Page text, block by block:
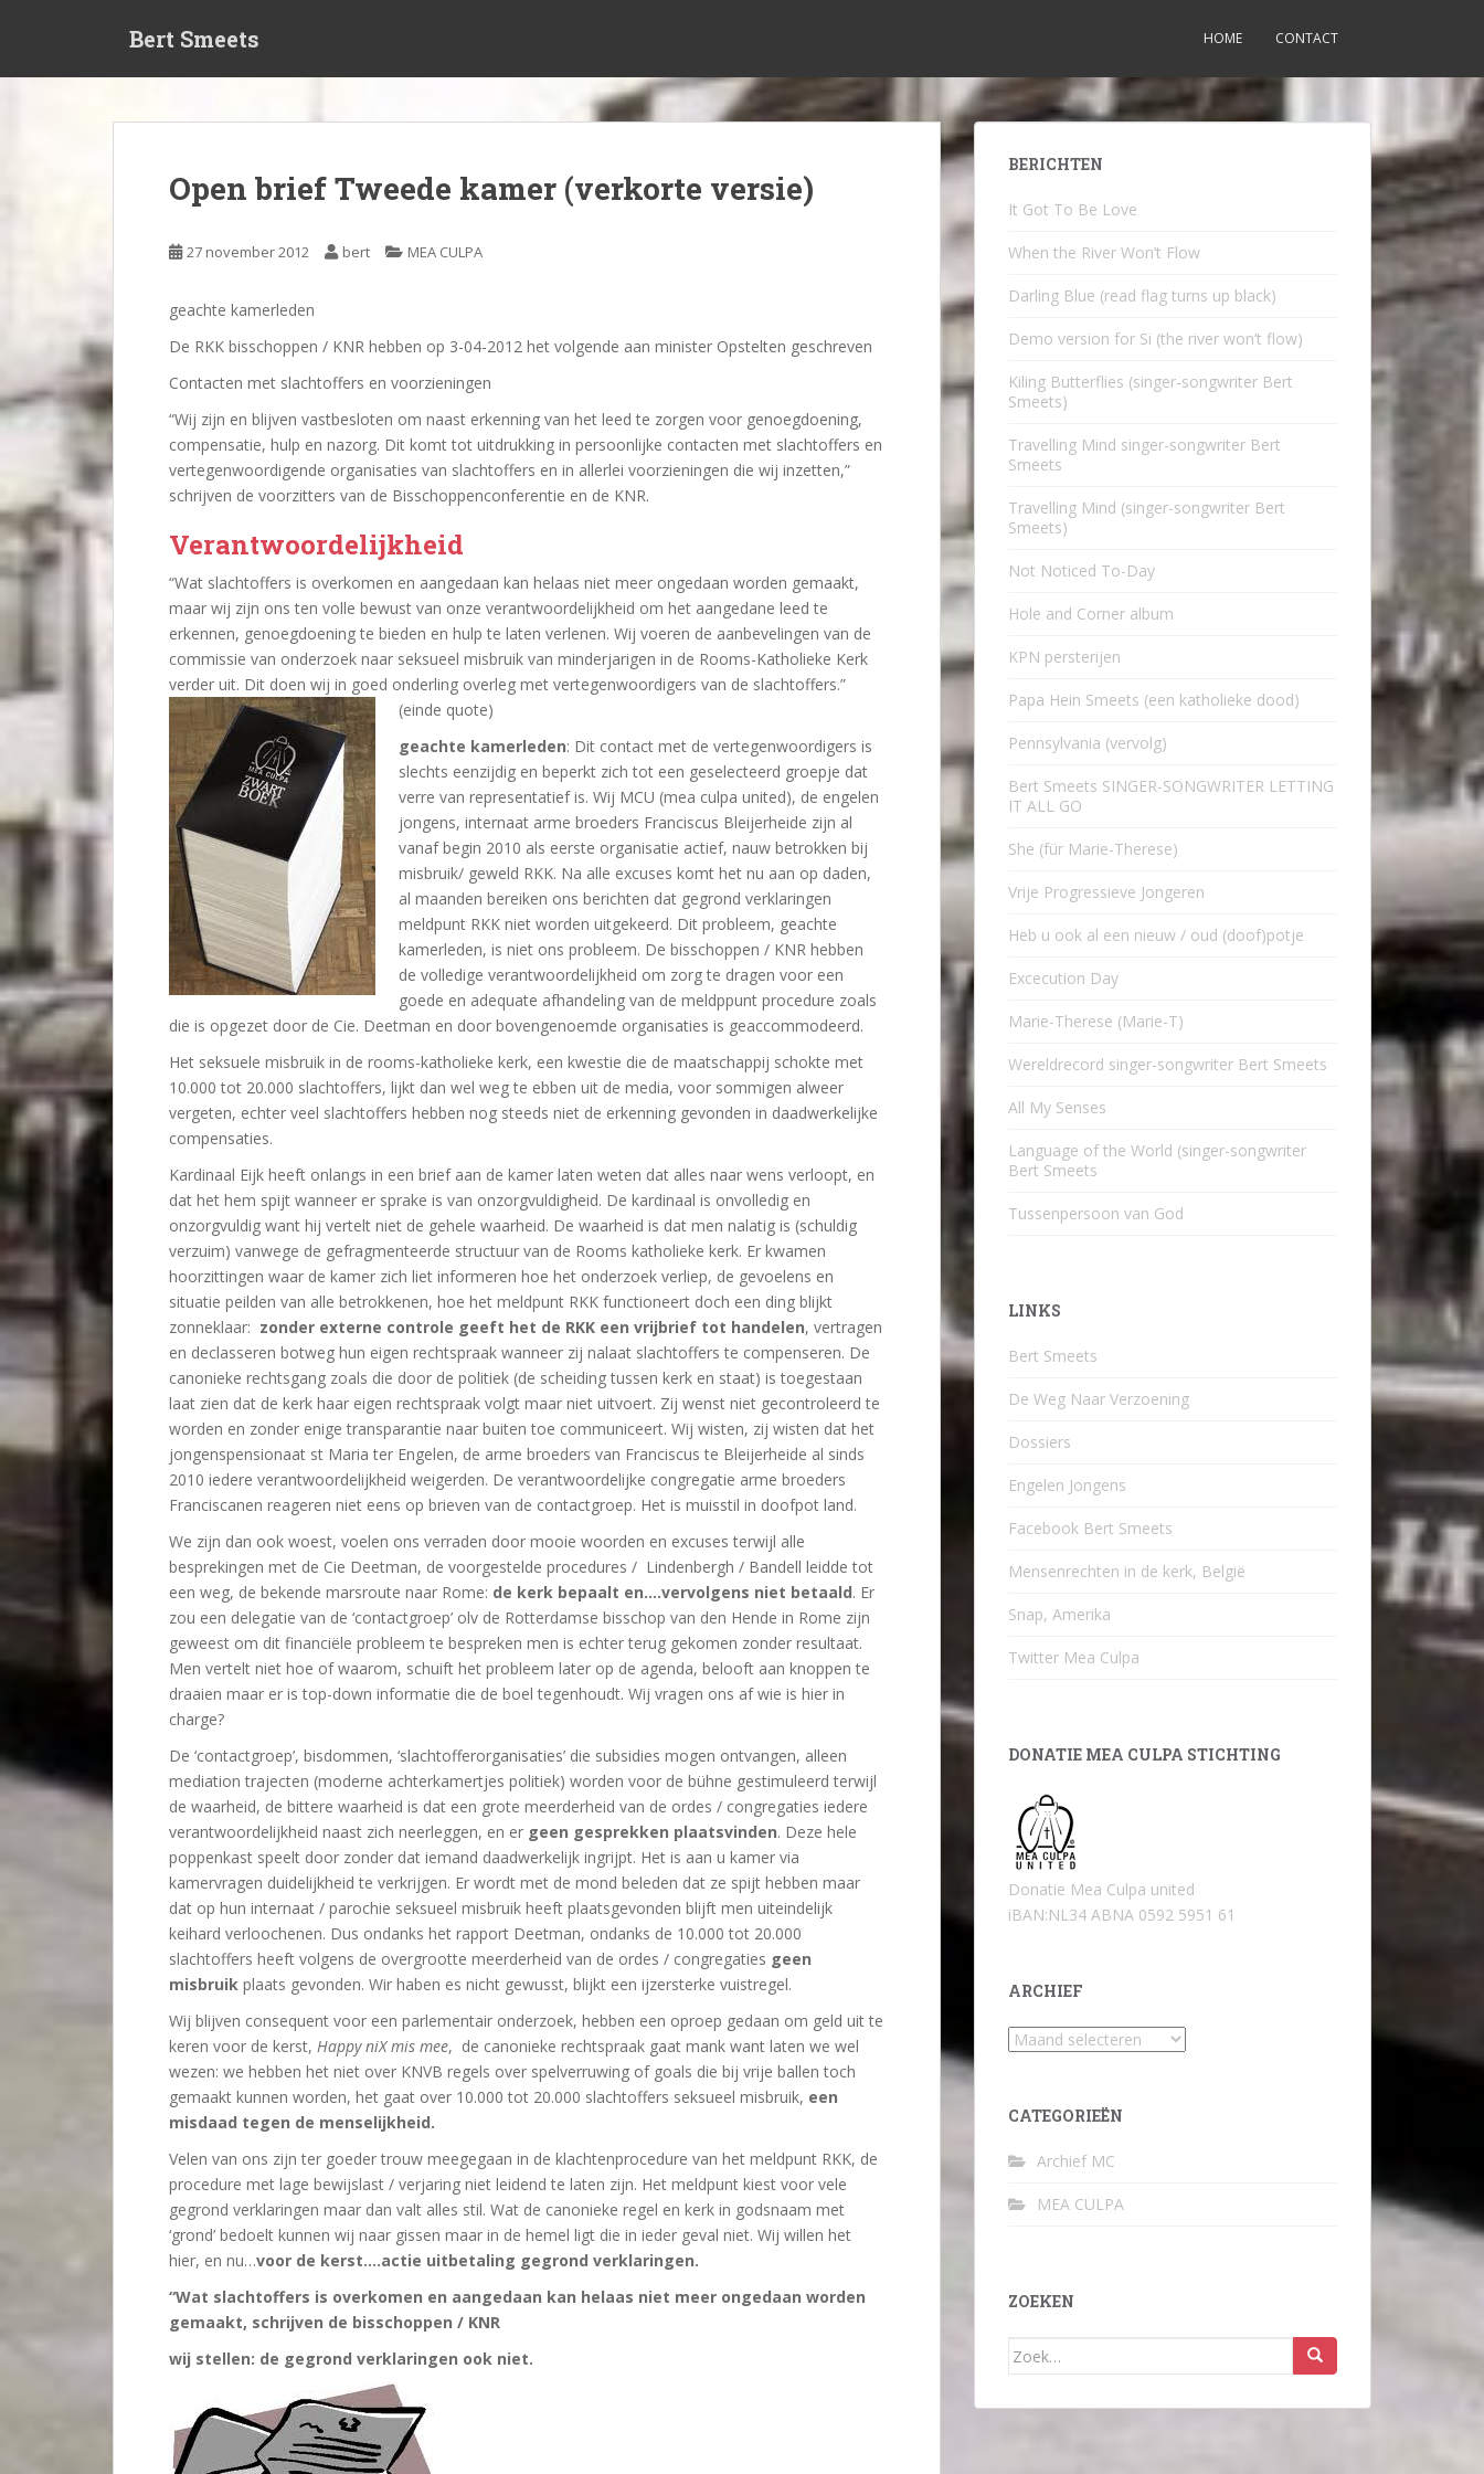
n
t
Bert Smeets HOME CONTACT
Open brief Tweede kamer (verkorte versie)
27 november 2012 bert MEA CULPA
geachte kamerleden
De RKK bisschoppen / KNR hebben op 3-04-2012 het volgende aan minister Opstelten geschreven
Contacten met slachtoffers en voorzieningen
“Wij zijn en blijven vastbesloten om naast erkenning van het leed te zorgen voor genoegdoening,
compensatie, hulp en nazorg. Dit komt tot uitdrukking in persoonlijke contacten met slachtoffers en
vertegenwoordigende organisaties van slachtoffers en in allerlei voorzieningen die wij inzetten,”
schrijven de voorzitters van de Bisschoppenconferentie en de KNR.
Verantwoordelijkheid
“Wat slachtoffers is overkomen en aangedaan kan helaas niet meer ongedaan worden gemaakt,
maar wij zijn ons ten volle bewust van onze verantwoordelijkheid om het aangedane leed te
erkennen, genoegdoening te bieden en hulp te laten verlenen. Wij voeren de aanbevelingen van de
commissie van onderzoek naar seksueel misbruik van minderjarigen in de Rooms-Katholieke Kerk
verder uit. Dit doen wij in goed onderling overleg met vertegenwoordigers van de slachtoffers.”
(einde quote)
geachte kamerleden: Dit contact met de vertegenwoordigers is
slechts eenzijdig en beperkt zich tot een geselecteerd groepje dat
verre van representatief is. Wij MCU (mea culpa united), de engelen
jongens, internaat arme broeders Franciscus Bleijerheide zijn al
vanaf begin 2010 als eerste organisatie actief, nauw betrokken bij
misbruik/ geweld RKK. Na alle excuses komt het nu aan op daden,
al maanden bereiken ons berichten dat gegrond verklaringen
meldpunt RKK niet worden uitgekeerd. Dit probleem, geachte
kamerleden, is niet ons probleem. De bisschoppen / KNR hebben
de volledige verantwoordelijkheid om zorg te dragen voor een
goede en adequate afhandeling van de meldppunt procedure zoals
die is opgezet door de Cie. Deetman en door bovengenoemde organisaties is geaccommodeerd.
Het seksuele misbruik in de rooms-katholieke kerk, een kwestie die de maatschappij schokte met
10.000 tot 20.000 slachtoffers, lijkt dan wel weg te ebben uit de media, voor sommigen alweer
vergeten, echter veel slachtoffers hebben nog steeds niet de erkenning gevonden in daadwerkelijke
compensaties.
Kardinaal Eijk heeft onlangs in een brief aan de kamer laten weten dat alles naar wens verloopt, en
dat het hem spijt wanneer er sprake is van onzorgvuldigheid. De kardinaal is onvolledig en
onzorgvuldig want hij vertelt niet de gehele waarheid. De waarheid is dat men nalatig is (schuldig
verzuim) vanwege de gefragmenteerde structuur van de Rooms katholieke kerk. Er kwamen
hoorzittingen waar de kamer zich liet informeren hoe het onderzoek verliep, de gevoelens en
situatie peilden van alle betrokkenen, hoe het meldpunt RKK functioneert doch een ding blijkt
zonneklaar: zonder externe controle geeft het de RKK een vrijbrief tot handelen, vertragen
en declasseren botweg hun eigen rechtspraak wanneer zij nalaat slachtoffers te compenseren. De
canonieke rechtsgang zoals die door de politiek (de scheiding tussen kerk en staat) is toegestaan
laat zien dat de kerk haar eigen rechtspraak volgt maar niet uitvoert. Zij wenst niet gecontroleerd te
worden en zonder enige transparantie naar buiten toe communiceert. Wij wisten, zij wisten dat het
jongenspensionaat st Maria ter Engelen, de arme broeders van Franciscus te Bleijerheide al sinds
2010 iedere verantwoordelijkheid weigerden. De verantwoordelijke congregatie arme broeders
Franciscanen reageren niet eens op brieven van de contactgroep. Het is muisstil in doofpot land.
We zijn dan ook woest, voelen ons verraden door mooie woorden en excuses terwijl alle
besprekingen met de Cie Deetman, de voorgestelde procedures / Lindenbergh / Bandell leidde tot
een weg, de bekende marsroute naar Rome: de kerk bepaalt en….vervolgens niet betaald. Er
zou een delegatie van de ‘contactgroep’ olv de Rotterdamse bisschop van den Hende in Rome zijn
geweest om dit financiële probleem te bespreken men is echter terug gekomen zonder resultaat.
Men vertelt niet hoe of waarom, schuift het probleem later op de agenda, belooft aan knoppen te
draaien maar er is top-down informatie die de boel tegenhoudt. Wij vragen ons af wie is hier in
charge?
De ‘contactgroep’, bisdommen, ‘slachtofferorganisaties’ die subsidies mogen ontvangen, alleen
mediation trajecten (moderne achterkamertjes politiek) worden voor de bühne gestimuleerd terwijl
de waarheid, de bittere waarheid is dat een grote meerderheid van de ordes / congregaties iedere
verantwoordelijkheid naast zich neerleggen, en er geen gesprekken plaatsvinden. Deze hele
poppenkast speelt door zonder dat iemand daadwerkelijk ingrijpt. Het is aan u kamer via
kamervragen duidelijkheid te verkrijgen. Er wordt met de mond beleden dat ze spijt hebben maar
dat op hun internaat / parochie seksueel misbruik heeft plaatsgevonden blijft men uiteindelijk
keihard verloochenen. Dus ondanks het rapport Deetman, ondanks de 10.000 tot 20.000
slachtoffers heeft volgens de overgrootte meerderheid van de ordes / congregaties geen
misbruik plaats gevonden. Wir haben es nicht gewusst, blijkt een ijzersterke vuistregel.
Wij blijven consequent voor een parlementair onderzoek, hebben een oproep gedaan om geld uit te
keren voor de kerst, Happy niX mis mee, de canonieke rechtspraak gaat mank want laten we wel
wezen: we hebben het niet over KNVB regels over spelverruwing of goals die bij vrije ballen toch
gemaakt kunnen worden, het gaat over 10.000 tot 20.000 slachtoffers seksueel misbruik, een
misdaad tegen de menselijkheid.
Velen van ons zijn ter goeder trouw meegegaan in de klachtenprocedure van het meldpunt RKK, de
procedure met lage bewijslast / verjaring niet leidend te laten zijn. Het meldpunt kiest voor vele
gegrond verklaringen maar dan valt alles stil. Wat de canonieke regel en kerk in godsnaam met
‘grond’ bedoelt kunnen wij naar gissen maar in de hemel ligt die in ieder geval niet. Wij willen het
hier, en nu…voor de kerst….actie uitbetaling gegrond verklaringen.
“Wat slachtoffers is overkomen en aangedaan kan helaas niet meer ongedaan worden
gemaakt, schrijven de bisschoppen / KNR
wij stellen: de gegrond verklaringen ook niet.
BERICHTEN
It Got To Be Love
When the River Won’t Flow
Darling Blue (read flag turns up black)
Demo version for Si (the river won’t flow)
Kiling Butterflies (singer-songwriter Bert
Smeets)
Travelling Mind singer-songwriter Bert
Smeets
Travelling Mind (singer-songwriter Bert
Smeets)
Not Noticed To-Day
Hole and Corner album
KPN persterijen
Papa Hein Smeets (een katholieke dood)
Pennsylvania (vervolg)
Bert Smeets SINGER-SONGWRITER LETTING
IT ALL GO
She (für Marie-Therese)
Vrije Progressieve Jongeren
Heb u ook al een nieuw / oud (doof)potje
Excecution Day
Marie-Therese (Marie-T)
Wereldrecord singer-songwriter Bert Smeets
All My Senses
Language of the World (singer-songwriter
Bert Smeets
Tussenpersoon van God
LINKS
Bert Smeets
De Weg Naar Verzoening
Dossiers
Engelen Jongens
Facebook Bert Smeets
Mensenrechten in de kerk, België
Snap, Amerika
Twitter Mea Culpa
DONATIE MEA CULPA STICHTING
Donatie Mea Culpa united
iBAN:NL34 ABNA 0592 5951 61
ARCHIEF
Archief
CATEGORIEËN
Archief MC
MEA CULPA
ZOEKEN
Zoek